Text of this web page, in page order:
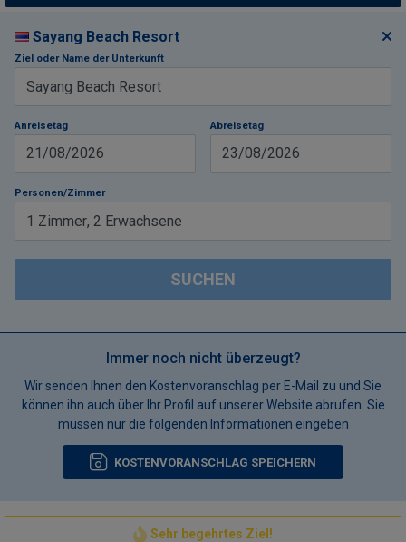
Sayang Beach Resort
Ziel oder Name der Unterkunft
Anreisetag
21/08/2026
Abreisetag
23/08/2026
Personen/Zimmer
1 Zimmer, 2 Erwachsene
SUCHEN
Immer noch nicht überzeugt?
Wir senden Ihnen den Kostenvoranschlag per E-Mail zu und Sie
können ihn auch über Ihr Profil auf unserer Website abrufen. Sie
müssen nur die folgenden Informationen eingeben
KOSTENVORANSCHLAG SPEICHERN
Sehr begehrtes Ziel!